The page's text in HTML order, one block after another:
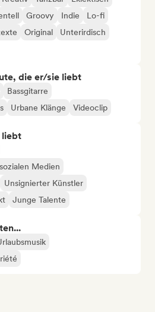
Groovy Indie
Lo-fi
Original
Unterirdisch
die er/sie liebt
Bassgitarre
Urbane Klänge Videoclip
liebt
Medien
Unsignierter Künstler
Junge Talente